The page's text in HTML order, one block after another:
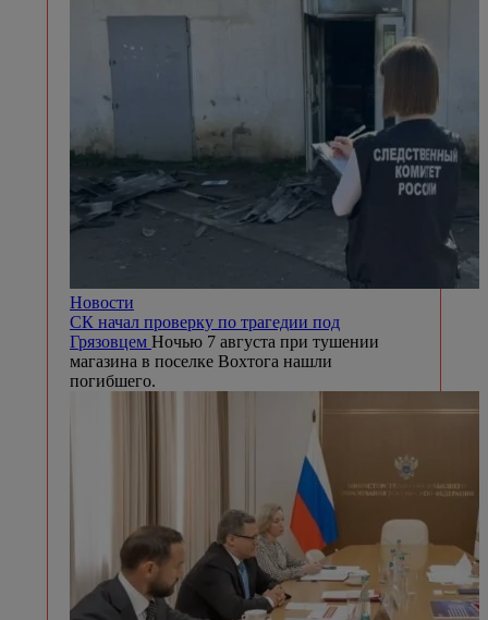
Новости
СК начал проверку по трагедии под
Грязовцем Ночью 7 августа при тушении
магазина в поселке Вохтога нашли
погибшего.